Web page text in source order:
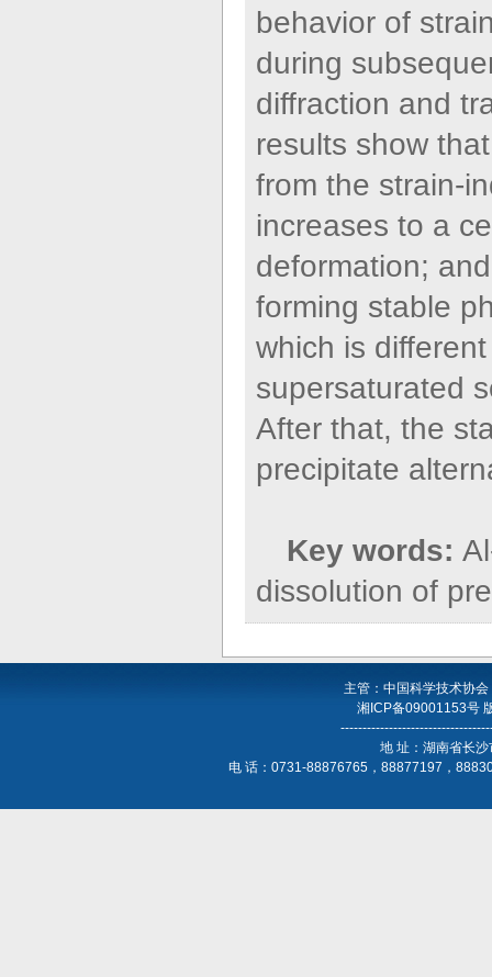
behavior of
during
diffraction and
results show
from the strain-
increases to a
deformation;
forming stable
which is
supersaturated
After that, the
precipitate
Key words:
dissolution of
主管：中国科学技术协
湘ICP备09001153号
地 址：湖南省长
电 话：0731-88876765，88877197，